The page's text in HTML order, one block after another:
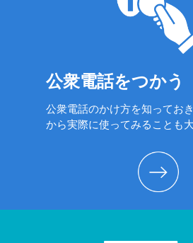
公衆電話をつかう
公衆電話のかけ方を知ってお
から実際に使ってみることも大